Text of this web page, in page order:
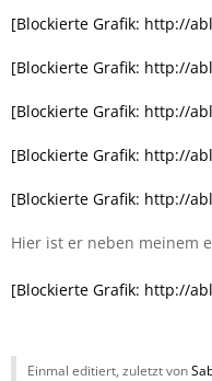
[Blockierte Grafik: http://
[Blockierte Grafik: http://
[Blockierte Grafik: http://
[Blockierte Grafik: http://
[Blockierte Grafik: http://
Hier ist er neben meinem
[Blockierte Grafik: http://
Einmal editiert, zuletzt von